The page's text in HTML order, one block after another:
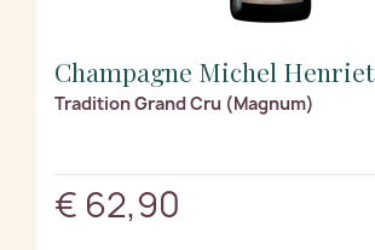
Champagne Michel Henriet
Tradition Grand Cru (Magnum)
€ 62,90